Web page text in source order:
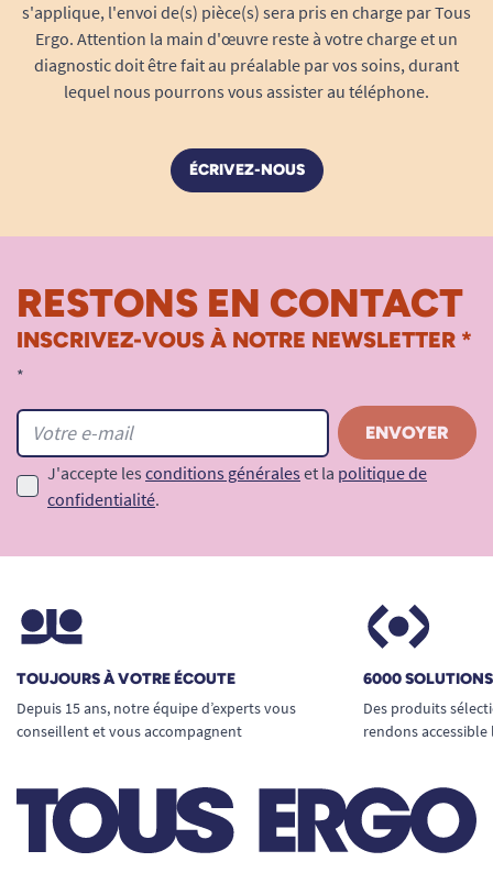
s'applique, l'envoi de(s) pièce(s) sera pris en charge par Tous
Ergo. Attention la main d'œuvre reste à votre charge et un
diagnostic doit être fait au préalable par vos soins, durant
lequel nous pourrons vous assister au téléphone.
ÉCRIVEZ-NOUS
RESTONS EN CONTACT
INSCRIVEZ-VOUS À NOTRE NEWSLETTER *
*
J'accepte les conditions générales et la politique de
confidentialité.
TOUJOURS À VOTRE ÉCOUTE
Depuis 15 ans, notre équipe d’experts vous
conseillent et vous accompagnent
6000
Des produits
rendons